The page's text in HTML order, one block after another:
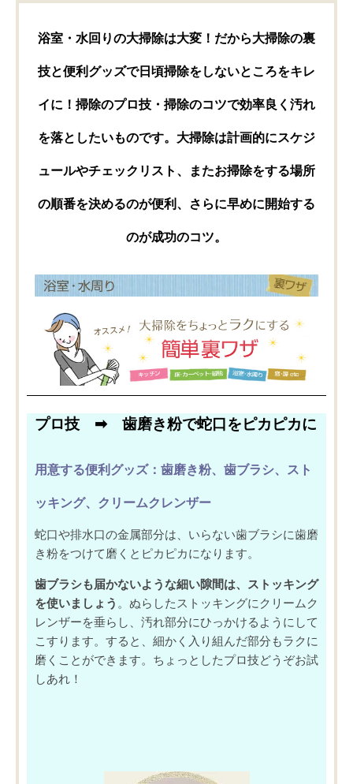
浴室・水回りの大掃除は大変！だから大掃除の裏
技と便利グッズで日頃掃除をしないところをキレ
イに！掃除のプロ技・掃除のコツで効率良く汚れ
を落としたいものです。大掃除は計画的にスケジ
ュールやチェックリスト、またお掃除をする場所
の順番を決めるのが便利、さらに早めに開始する
のが成功のコツ。
プロ技 ➡︎ 歯磨き粉で蛇口をピカピカに
用意する便利グッズ：歯磨き粉、歯ブラシ、スト
ッキング、クリームクレンザー
蛇口や排水口の金属部分は、 いらない歯ブラシに歯磨
き粉をつけて磨くとピカピカになります。
歯ブラシも届かないような細い隙間は、ストッキング
を使いましょう 。ぬらしたストッキングにクリームク
レンザーを垂らし、汚れ部分にひっかけるようにして
こすります。すると、細かく入り組んだ部分もラクに
磨くことができます。ちょっとしたプロ技どうぞお試
しあれ！